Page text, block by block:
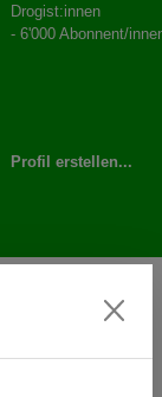
Drogist:innen
- 6'000 Abonnent/
Profil erstellen...